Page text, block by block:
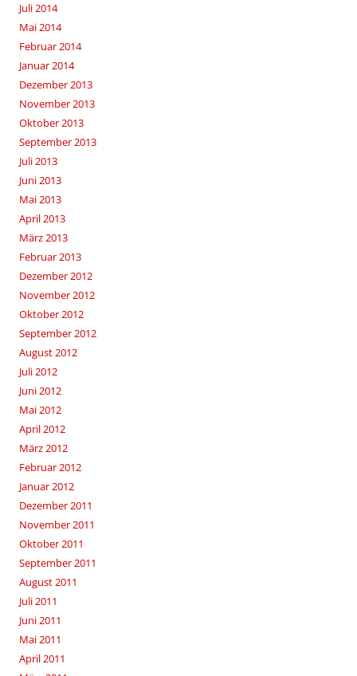
Juli 2014
Mai 2014
Februar 2014
Januar 2014
Dezember 2013
November 2013
Oktober 2013
September 2013
Juli 2013
Juni 2013
Mai 2013
April 2013
März 2013
Februar 2013
Dezember 2012
November 2012
Oktober 2012
September 2012
August 2012
Juli 2012
Juni 2012
Mai 2012
April 2012
März 2012
Februar 2012
Januar 2012
Dezember 2011
November 2011
Oktober 2011
September 2011
August 2011
Juli 2011
Juni 2011
Mai 2011
April 2011